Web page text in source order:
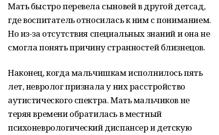
Мать быстро перевела сыновей в другой детсад,
где воспитатель относилась к ним с пониманием.
Но из-за отсутствия специальных знаний и она не
смогла понять причину странностей близнецов.
Наконец, когда мальчишкам исполнилось пять
лет, невролог признала у них расстройство
аутистического спектра. Мать мальчиков не
теряя времени обратилась в местный
психоневрологический диспансер и детскую